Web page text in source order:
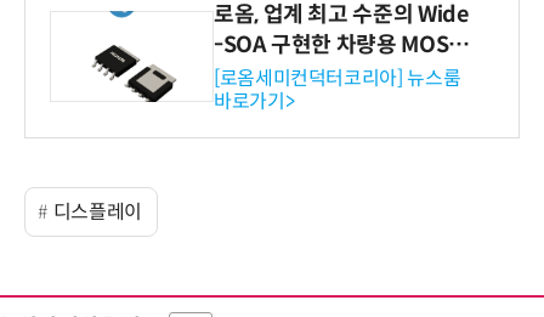
로옴, 업계 최고 수준의 Wide
-SOA 구현한 차량용 MOSF
ET 개발
[로옴세미컨덕터코리아] 뉴스룸
바로가기>
디스플레이